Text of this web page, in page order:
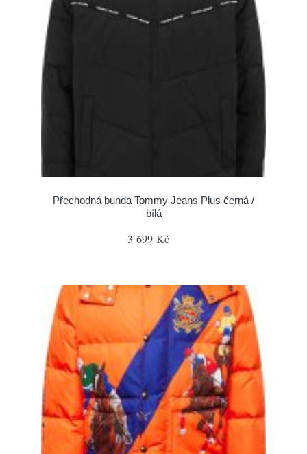
Přechodná bunda Tommy Jeans Plus černá /
bílá
3 699 Kč